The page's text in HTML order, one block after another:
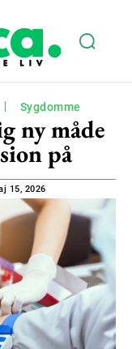
Sygdomme
ny måde
på
15, 2026